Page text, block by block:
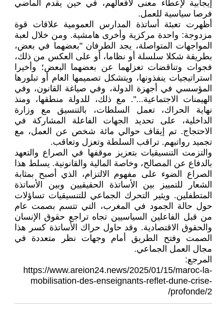
إيجابية لإعطاء معنى لأفعالهم، في حين يقدم الماضي
فرصا سياسية للعمل.
أظهرت تعبئة أساتذة المدارس العمومية علاقات قوة
مزدوجة: واحدة مركزية وأخرى هامشية. ومن خلال لعبة
المواجهات المتواصلة، يجد الطرفان "بعضهما في بعض،
بطريقة شكلا سلسلة أو نظاما، أو على العكس من ذلك،
فجوات وتناقضات تعزلهما عن بعضهما البعض؛ وأخيرا
استراتيجيات ينفذونها، ويتشكل تصميمها العام أو تبلورها
المؤسسي في أجهزة الدولة، وفي صياغة القانون، وفي
الهيمنات الاجتماعية...". مع ذلك، للدولة منطقها، ومنذ
نهاية الحراك، تعمل السلطات، بالتنسيق مع وزارة
الداخلية، على تحديد الجهات الفاعلة المشاركة في
الاحتجاج. تم إيقاف حوالي مائة شخص عن العمل، مع
تجميد رواتبهم. تراقب السلطة وتعزل وتعاقب.
والتزمت التنسيقيات بتعزيز موقفها في الصراع والتعهد
بالدفاع عن المصالح، وخاصة المالية والقانونية. يسلط هذا
الصراع الضوء على مفهوم الالتزام، الذي أصبح بمثابة
الشعار للتمييز بين الأساتذة الحقيقيين وبين الأساتذة
المتطفلين. ويثير التحرك الجماعي للتنسيقيات تساؤلات
حول حالة الجمود في المغرب، التي تتسم بصمت عام
من قبل الفاعلين السياسيين تجاه تراجع حقوق الإنسان
والحقوق الاقتصادية. وقد حاول حراك الأساتذة كسر هذا
الصمت وفتح الطريق أمام وجهات نظر متعددة في
مجال العمل الجماعي.
المرجع:
https://www.areion24.news/2025/01/15/maroc-la-
mobilisation-des-enseignants-reflet-dune-crise-
profonde/2/